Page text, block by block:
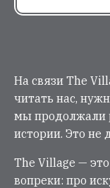
На связи The
читать нас,
мы продолжали
истории. Это не
The Village —
вопреки: про